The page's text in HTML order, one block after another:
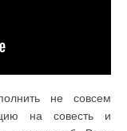
не совсем
на совесть и